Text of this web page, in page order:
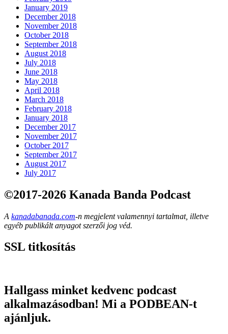
January 2019
December 2018
November 2018
October 2018
September 2018
August 2018
July 2018
June 2018
May 2018
April 2018
March 2018
February 2018
January 2018
December 2017
November 2017
October 2017
September 2017
August 2017
July 2017
©2017-2026 Kanada Banda Podcast
A kanadabanada.com-n megjelent valamennyi tartalmat, illetve
egyéb publikált anyagot szerzői jog véd.
SSL titkosítás
Hallgass minket kedvenc podcast
alkalmazásodban! Mi a PODBEAN-t
ajánljuk.